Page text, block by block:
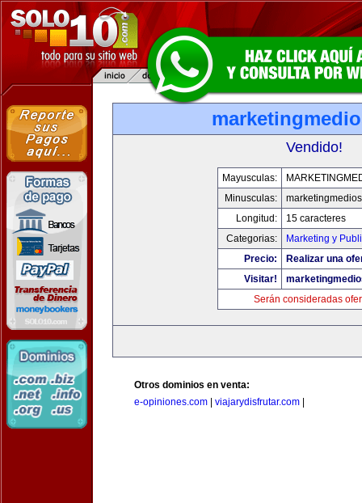
Vendido!
Mayusculas:
Minusculas:
Longitud:
15 caracteres
Categorias:
Marketing y
Precio:
Realizar una
Visitar!
Serán consideradas
Otros dominios en venta:
e-opiniones.com
viajarydisfrutar.com